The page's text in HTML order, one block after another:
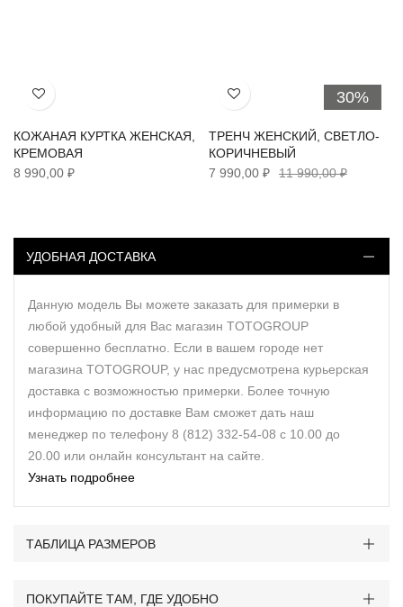
Хочу!
КОЖАНАЯ КУРТКА ЖЕНСКАЯ,
КРЕМОВАЯ
8 990,00 ₽
30%
Хочу!
ТРЕНЧ ЖЕНСКИЙ, СВЕТЛО-
КОРИЧНЕВЫЙ
7 990,00 ₽
11 990,00 ₽
УДОБНАЯ ДОСТАВКА
Данную модель Вы можете заказать для примерки в
любой удобный для Вас магазин TOTOGROUP
совершенно бесплатно. Если в вашем городе нет
магазина TOTOGROUP, у нас предусмотрена курьерская
доставка с возможностью примерки. Более точную
информацию по доставке Вам сможет дать наш
менеджер по телефону 8 (812) 332-54-08 с 10.00 до
20.00 или онлайн консультант на сайте.
Узнать подробнее
ТАБЛИЦА РАЗМЕРОВ
ПОКУПАЙТЕ ТАМ, ГДЕ УДОБНО